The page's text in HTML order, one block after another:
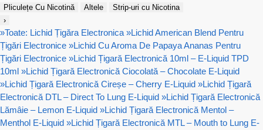
Pliculețe Cu Nicotină
Altele
Strip-uri cu Nicotina
›
»Toate: Lichid Țigăra Electronica »Lichid American Blend Pentru
Țigări Electronice »Lichid Cu Aroma De Papaya Ananas Pentru
Țigări Electronice »Lichid Țigară Electronică 10ml – E-Liquid TPD
10ml »Lichid Țigară Electronică Ciocolată – Chocolate E-Liquid
»Lichid Țigară Electronică Cireșe – Cherry E-Liquid »Lichid Țigară
Electronică DTL – Direct To Lung E-Liquid »Lichid Țigară Electronică
Lămâie – Lemon E-Liquid »Lichid Țigară Electronică Mentol –
Menthol E-Liquid »Lichid Țigară Electronică MTL – Mouth to Lung E-